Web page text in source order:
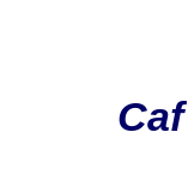
Caf